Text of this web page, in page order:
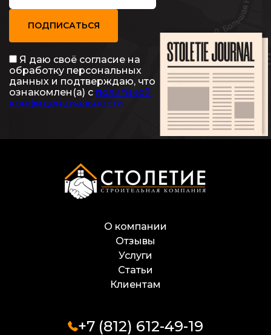
ПОДПИСАТЬСЯ
Я даю своё согласие на
обработку персональных
данных и подтверждаю, что
ознакомлен(а) с политикой
конфиденциальности
О компании
Отзывы
Услуги
Статьи
Клиентам
+7 (812) 612-49-19